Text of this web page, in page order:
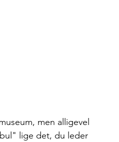
men alligevel
lige det, du leder